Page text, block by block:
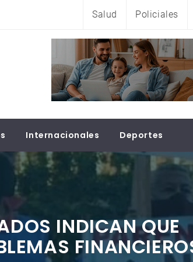
Salud Policiales
Internacionales Deportes
INDICAN QUE